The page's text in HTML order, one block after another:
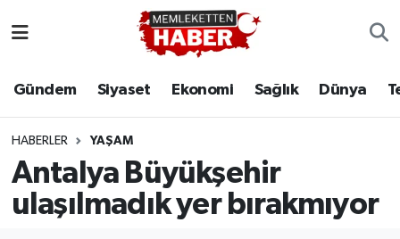
Gündem Siyaset Ekonomi Sağlık Dünya
HABERLER YAŞAM
Antalya Büyükşehir
ulaşılmadık yer bırakmıyor